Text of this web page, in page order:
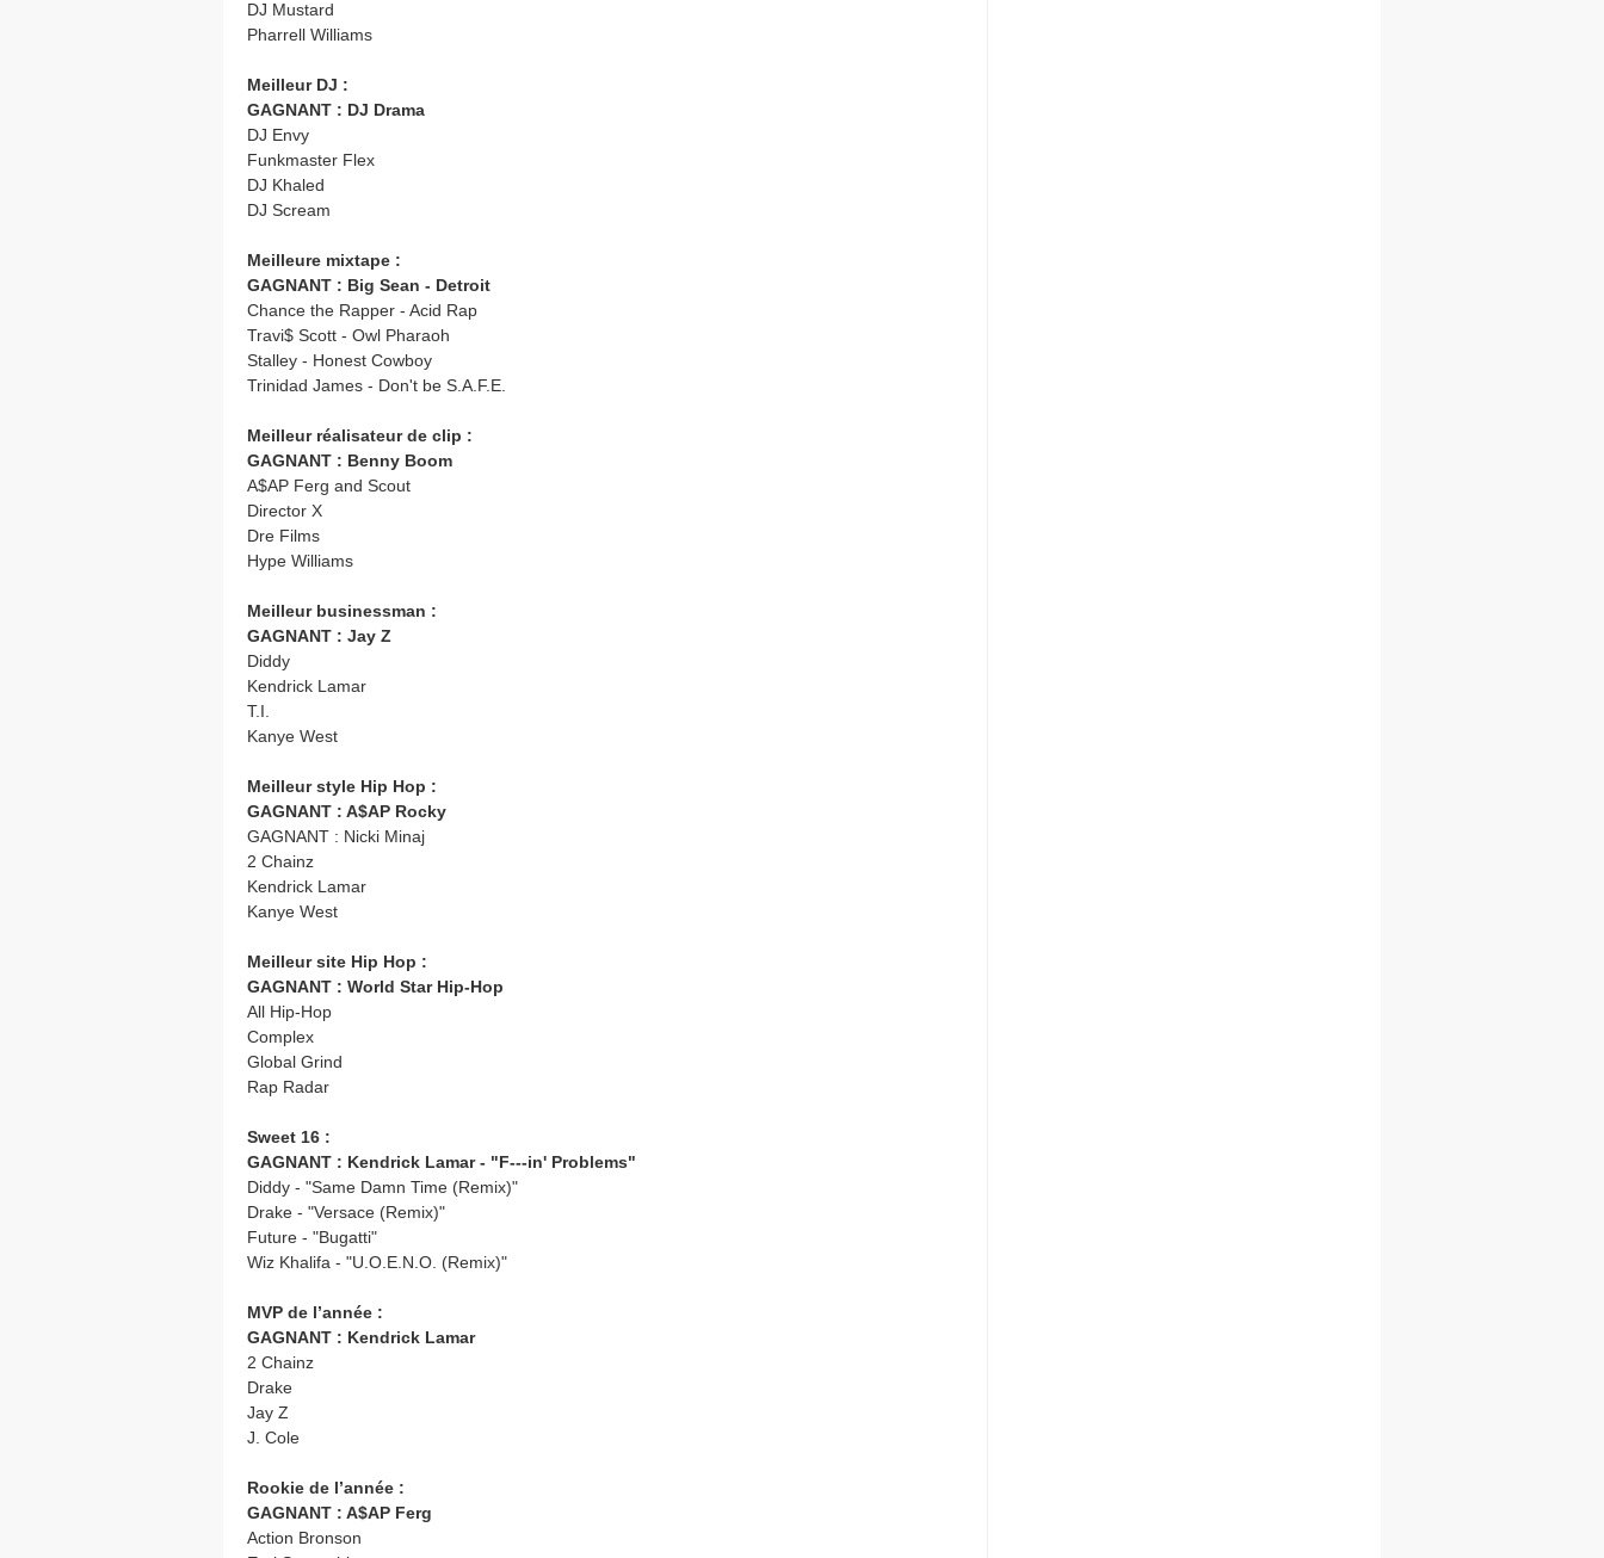
DJ Mustard
Pharrell Williams
Meilleur DJ :
GAGNANT : DJ Drama
DJ Envy
Funkmaster Flex
DJ Khaled
DJ Scream
Meilleure mixtape :
GAGNANT : Big Sean - Detroit
Chance the Rapper - Acid Rap
Travi$ Scott - Owl Pharaoh
Stalley - Honest Cowboy
Trinidad James - Don't be S.A.F.E.
Meilleur réalisateur de clip :
GAGNANT : Benny Boom
A$AP Ferg and Scout
Director X
Dre Films
Hype Williams
Meilleur businessman :
GAGNANT : Jay Z
Diddy
Kendrick Lamar
T.I.
Kanye West
Meilleur style Hip Hop :
GAGNANT : A$AP Rocky
GAGNANT : Nicki Minaj
2 Chainz
Kendrick Lamar
Kanye West
Meilleur site Hip Hop :
GAGNANT : World Star Hip-Hop
All Hip-Hop
Complex
Global Grind
Rap Radar
Sweet 16 :
GAGNANT : Kendrick Lamar - "F---in' Problems"
Diddy - "Same Damn Time (Remix)"
Drake - "Versace (Remix)"
Future - "Bugatti"
Wiz Khalifa - "U.O.E.N.O. (Remix)"
MVP de l’année :
GAGNANT : Kendrick Lamar
2 Chainz
Drake
Jay Z
J. Cole
Rookie de l’année :
GAGNANT : A$AP Ferg
Action Bronson